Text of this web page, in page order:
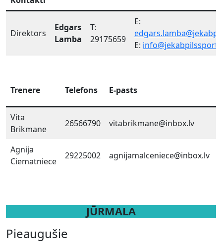
Direktors
Edgars
Lamba
T:
29175659
E:
E:
Trenere Telefons E-pasts
Vita
Brikmane
26566790 vitabrikmane@inbox.lv
Agnija
Ciematniece
29225002 agnijamalceniece@inbox.lv
JŪRMALA
Pieaugušie